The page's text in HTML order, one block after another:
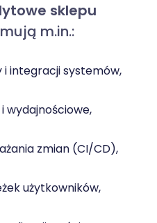
sklepu
m.in.:
integracji systemów,
wydajnościowe,
zmian (CI/CD),
użytkowników,